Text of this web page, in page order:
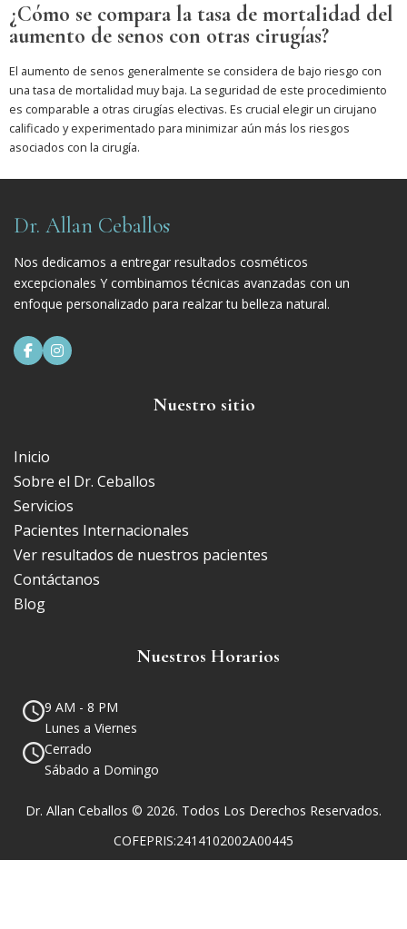
¿Cómo se compara la tasa de mortalidad del
aumento de senos con otras cirugías?
El aumento de senos generalmente se considera de bajo riesgo con
una tasa de mortalidad muy baja. La seguridad de este procedimiento
es comparable a otras cirugías electivas. Es crucial elegir un cirujano
calificado y experimentado para minimizar aún más los riesgos
asociados con la cirugía.
Dr. Allan Ceballos
Nos dedicamos a entregar resultados cosméticos
excepcionales Y combinamos técnicas avanzadas con un
enfoque personalizado para realzar tu belleza natural.
 
Nuestro sitio
Inicio
Sobre el Dr. Ceballos
Servicios
Pacientes Internacionales
Ver resultados de nuestros pacientes
Contáctanos
Blog
Nuestros Horarios
9 AM - 8 PM
Lunes a Viernes
Cerrado
Sábado a Domingo
Dr. Allan Ceballos © 2026. Todos Los Derechos Reservados.
COFEPRIS:2414102002A00445